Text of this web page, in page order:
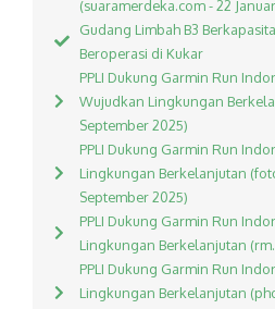
(suaramerdeka.com - 22
Gudang Limbah B3
Beroperasi di Kukar
PPLI Dukung Garmin Run
Wujudkan Lingkungan
September 2025)
PPLI Dukung Garmin Run
Lingkungan Berkelanjutan
September 2025)
PPLI Dukung Garmin Run
Lingkungan Berkelanjutan
PPLI Dukung Garmin Run
Lingkungan Berkelanjutan